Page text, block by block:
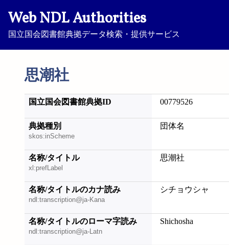
Web NDL Authorities
国立国会図書館典拠データ検索・提供サービス
思潮社
国立国会図書館典拠ID 00779526
典拠種別
skos:inScheme
団体名
名称/タイトル
xl:prefLabel
思潮社
名称/タイトルのカナ読み
ndl:transcription@ja-Kana
シチョウシャ
名称/タイトルのローマ字読み
ndl:transcription@ja-Latn
Shichosha